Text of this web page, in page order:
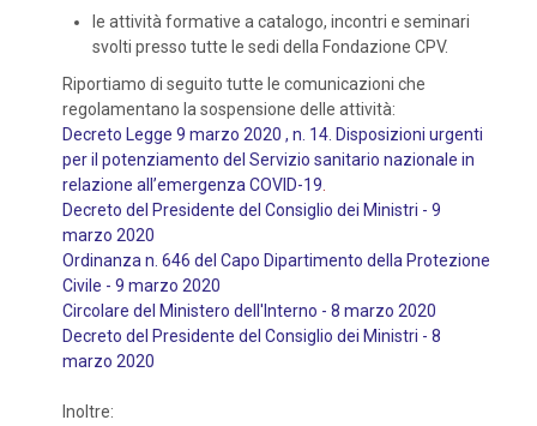
le attività formative a catalogo, incontri e seminari
svolti presso tutte le sedi della Fondazione CPV.
Riportiamo di seguito tutte le comunicazioni che
regolamentano la sospensione delle attività:
Decreto Legge 9 marzo 2020 , n. 14. Disposizioni urgenti
per il potenziamento del Servizio sanitario nazionale in
relazione all’emergenza COVID-19.
Decreto del Presidente del Consiglio dei Ministri - 9
marzo 2020
Ordinanza n. 646 del Capo Dipartimento della Protezione
Civile - 9 marzo 2020
Circolare del Ministero dell'Interno - 8 marzo 2020
Decreto del Presidente del Consiglio dei Ministri - 8
marzo 2020
Inoltre: